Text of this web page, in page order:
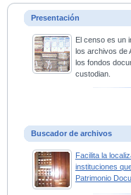
Presentación
El censo es un
los archivos de
los fondos
custodian.
Buscador de archivos
Facilita la
instituciones
Patrimonio